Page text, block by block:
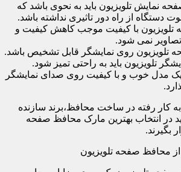
نمایش تلویزیون باید به نحوی باشد که
دستگاه از راه دور تاثیری نداشته باشد.
با کیفیت موجب کاهش کیفیت و
نمی شود.
تلویزیون روی نمایشگر قابل تشخیص باشد.
تلویزیون باید به راحتی تمیز شود.
یک مدل خوب و با کیفیت روی صدای نمایشگر
کار رفته در ساخت محافظ،برند سازنده
در انتخاب بهترین مارک محافظ صفحه
بگیرند.
از محافظ صفحه تلویزیون